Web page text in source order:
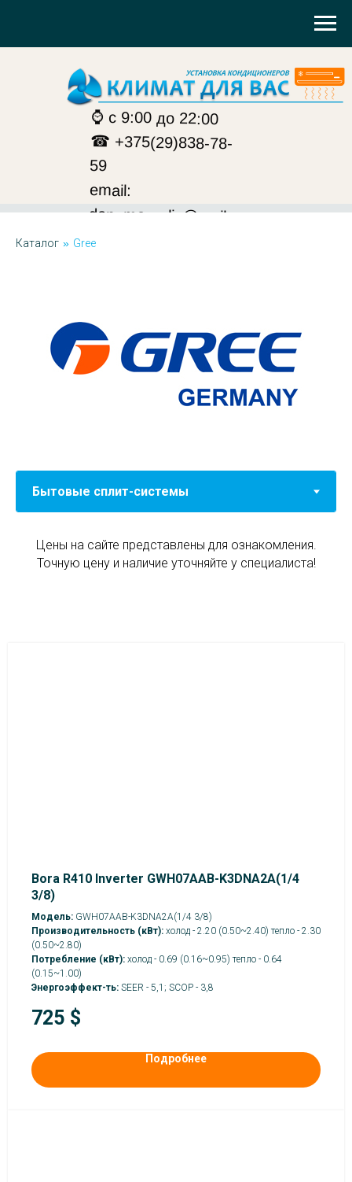
⌚ с 9:00 до 22:00
☎ +375(29)838-78-
59
email:
den_margulis@mail.ru
Каталог » Gree
Цены на сайте представлены для ознакомления.
Точную цену и наличие уточняйте у специалиста!
Bora R410 Inverter GWH07AAB-K3DNA2A(1/4
3/8)
Модель: GWH07AAB-K3DNA2A(1/4 3/8)
Производительность (кВт): холод - 2.20 (0.50~2.40) тепло - 2.30
(0.50~2.80)
Потребление (кВт): холод - 0.69 (0.16~0.95) тепло - 0.64
(0.15~1.00)
Энергоэффект-ть: SEER - 5,1; SCOP - 3,8
725 $
Подробнее